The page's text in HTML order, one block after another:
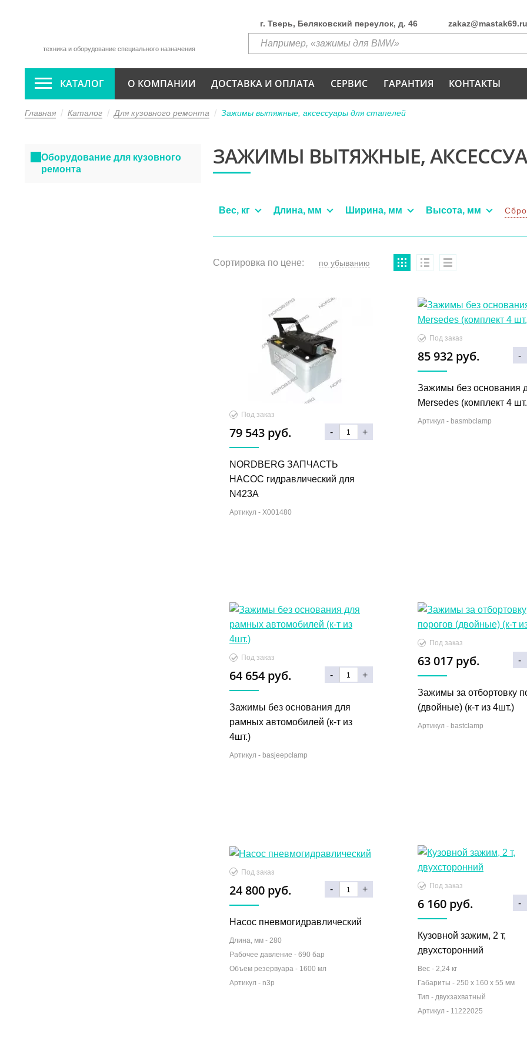
техника и оборудование специального назначения
г. Тверь, Беляковский переулок, д. 46
КАТАЛОГ О КОМПАНИИ ДОСТАВКА И ОПЛАТА СЕРВИС ГАРАНТИЯ КОНТАКТЫ
Главная Каталог Для кузовного ремонта Зажимы вытяжные, аксессуары для стапелей
Оборудование для кузовного
ремонта
ЗАЖИМЫ ВЫТЯЖНЫЕ,
Вес, кг Длина, мм Ширина, мм Высота, мм
Сортировка по цене:
Под заказ
79 543 руб. - +
NORDBERG ЗАПЧАСТЬ
НАСОС гидравлический для
N423A
Артикул - X001480
Под заказ
85 932 руб. -
Зажимы без основания
Mersedes (комплект 4
Артикул - basmbclamp
Под заказ
64 654 руб. - +
Зажимы без основания для
рамных автомобилей (к-т из
4шт.)
Артикул - basjeepclamp
Под заказ
63 017 руб. -
Зажимы за отбортовку
(двойные) (к-т из 4шт.)
Артикул - bastclamp
Под заказ
24 800 руб. - +
Насос пневмогидравлический
Длина, мм - 280
Рабочее давление - 690 бар
Объем резервуара - 1600 мл
Артикул - n3p
Под заказ
6 160 руб. -
Кузовной зажим, 2 т,
двухсторонний
Вес - 2,24 кг
Габариты - 250 x 160 x 55 мм
Тип - двухзахватный
Артикул - 11222025